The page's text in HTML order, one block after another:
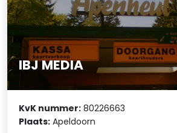
IBJ MEDIA
KvK nummer: 80226663
Plaats: Apeldoorn